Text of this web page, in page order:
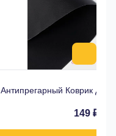
Антипрегарный Коврик для
149 ₽